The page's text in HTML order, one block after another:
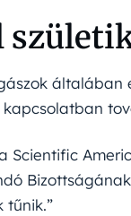
Scientific
tűnik.”